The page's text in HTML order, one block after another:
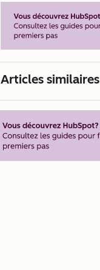
Articles similaires